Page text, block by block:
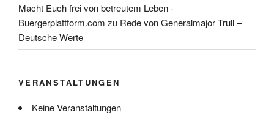
Macht Euch frei von betreutem Leben -
Buergerplattform.com zu Rede von Generalmajor Trull –
Deutsche Werte
VERANSTALTUNGEN
Keine Veranstaltungen